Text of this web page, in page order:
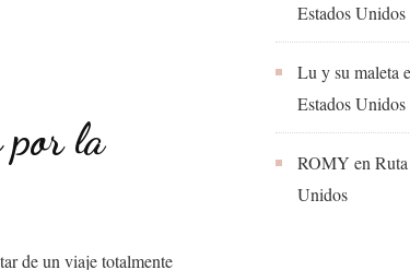
por la
de un viaje totalmente
Estados Unidos
Lu y su maleta
Estados Unidos
ROMY en
Unidos